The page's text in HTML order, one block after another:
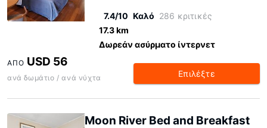
7.4/10 Καλό 286 κριτικές
17.3 km
Δωρεάν ασύρματο ίντερνετ
ΑΠΌ USD 56
ανά δωμάτιο / ανά νύχτα Επιλέξτε
Moon River Bed and Breakfast